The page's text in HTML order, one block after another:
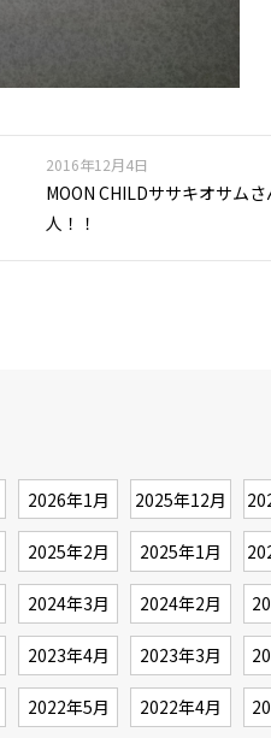
2016年12月4日
MOON CHILDササキオサム
人！！
2026年1月 2025年12月
2025年2月 2025年1月
2024年3月 2024年2月
2023年4月 2023年3月
2022年5月 2022年4月